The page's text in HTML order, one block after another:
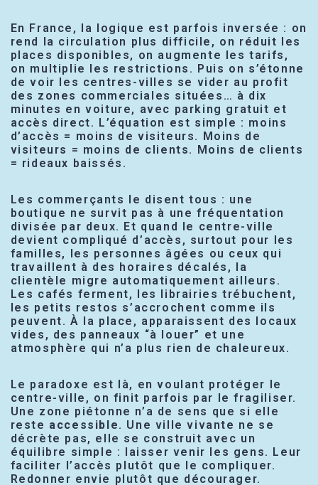
En France, la logique est parfois inversée : on
rend la circulation plus difficile, on réduit les
places disponibles, on augmente les tarifs,
on multiplie les restrictions. Puis on s’étonne
de voir les centres-villes se vider au profit
des zones commerciales situées… à dix
minutes en voiture, avec parking gratuit et
accès direct. L’équation est simple : moins
d’accès = moins de visiteurs. Moins de
visiteurs = moins de clients. Moins de clients
= rideaux baissés.
Les commerçants le disent tous : une
boutique ne survit pas à une fréquentation
divisée par deux. Et quand le centre-ville
devient compliqué d’accès, surtout pour les
familles, les personnes âgées ou ceux qui
travaillent à des horaires décalés, la
clientèle migre automatiquement ailleurs.
Les cafés ferment, les librairies trébuchent,
les petits restos s’accrochent comme ils
peuvent. À la place, apparaissent des locaux
vides, des panneaux “à louer” et une
atmosphère qui n’a plus rien de chaleureux.
Le paradoxe est là, en voulant protéger le
centre-ville, on finit parfois par le fragiliser.
Une zone piétonne n’a de sens que si elle
reste accessible. Une ville vivante ne se
décrète pas, elle se construit avec un
équilibre simple : laisser venir les gens. Leur
faciliter l’accès plutôt que le compliquer.
Redonner envie plutôt que décourager.